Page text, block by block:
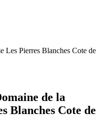
Les Pierres Blanches Cote de
de la
Blanches Cote de